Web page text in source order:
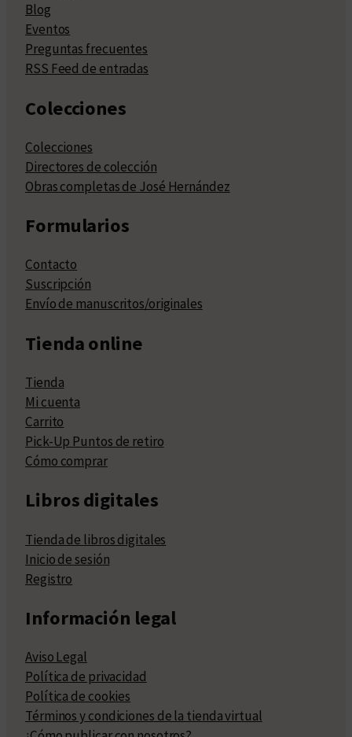
Blog
Eventos
Preguntas frecuentes
RSS Feed de entradas
Colecciones
Colecciones
Directores de colección
Obras completas de José Hernández
Formularios
Contacto
Suscripción
Envío de manuscritos/originales
Tienda online
Tienda
Mi cuenta
Carrito
Pick-Up Puntos de retiro
Cómo comprar
Libros digitales
Tienda de libros digitales
Inicio de sesión
Registro
Información legal
Aviso Legal
Política de privacidad
Política de cookies
Términos y condiciones de la tienda virtual